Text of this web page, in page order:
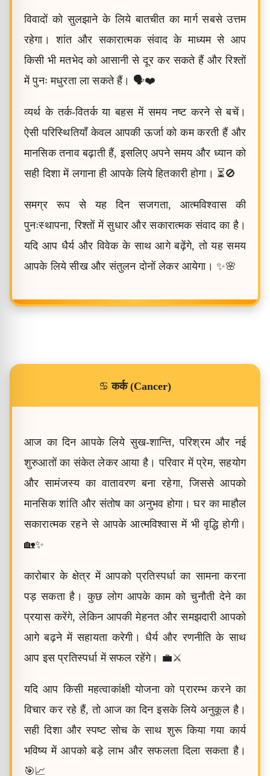
विवादों को सुलझाने के लिये बातचीत का मार्ग सबसे उत्तम
रहेगा। शांत और सकारात्मक संवाद के माध्यम से आप
किसी भी मतभेद को आसानी से दूर कर सकते हैं और रिश्तों
में पुनः मधुरता ला सकते हैं। 🗣️❤️
व्यर्थ के तर्क-वितर्क या बहस में समय नष्ट करने से बचें।
ऐसी परिस्थितियाँ केवल आपकी ऊर्जा को कम करती हैं और
मानसिक तनाव बढ़ाती हैं, इसलिए अपने समय और ध्यान को
सही दिशा में लगाना ही आपके लिये हितकारी होगा। ⏳🚫
समग्र रूप से यह दिन सजगता, आत्मविश्वास की
पुनःस्थापना, रिश्तों में सुधार और सकारात्मक संवाद का है।
यदि आप धैर्य और विवेक के साथ आगे बढ़ेंगे, तो यह समय
आपके लिये सीख और संतुलन दोनों लेकर आयेगा। ✨🌸
♋कर्क (Cancer)
आज का दिन आपके लिये सुख-शान्ति, परिश्रम और नई
शुरुआतों का संकेत लेकर आया है। परिवार में प्रेम, सहयोग
और सामंजस्य का वातावरण बना रहेगा, जिससे आपको
मानसिक शांति और संतोष का अनुभव होगा। घर का माहौल
सकारात्मक रहने से आपके आत्मविश्वास में भी वृद्धि होगी।
🏡✨
कारोबार के क्षेत्र में आपको प्रतिस्पर्धा का सामना करना
पड़ सकता है। कुछ लोग आपके काम को चुनौती देने का
प्रयास करेंगे, लेकिन आपकी मेहनत और समझदारी आपको
आगे बढ़ने में सहायता करेगी। धैर्य और रणनीति के साथ
आप इस प्रतिस्पर्धा में सफल रहेंगे। 💼⚔️
यदि आप किसी महत्वाकांक्षी योजना को प्रारम्भ करने का
विचार कर रहे हैं, तो आज का दिन इसके लिये अनुकूल है।
सही दिशा और स्पष्ट सोच के साथ शुरू किया गया कार्य
भविष्य में आपको बड़े लाभ और सफलता दिला सकता है।
🎯📈